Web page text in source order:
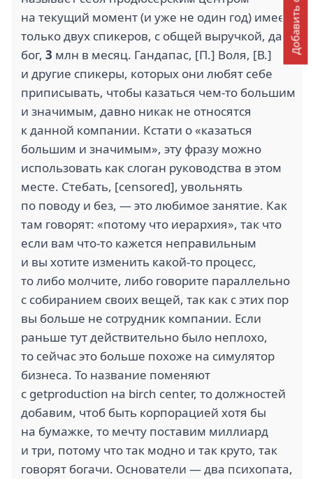
на текущий момент (и уже не один год) имеет
только двух спикеров, с общей выручкой, дай
бог, 3 млн в месяц. Гандапас, [П.] Воля, [В.]
и другие спикеры, которых они любят себе
приписывать, чтобы казаться чем-то большим
и значимым, давно никак не относятся
к данной компании. Кстати о «казаться
большим и значимым», эту фразу можно
использовать как слоган руководства в этом
месте. Стебать, [censored], увольнять
по поводу и без, — это любимое занятие. Как
там говорят: «потому что иерархия», так что
если вам что-то кажется неправильным
и вы хотите изменить какой-то процесс,
то либо молчите, либо говорите параллельно
с собиранием своих вещей, так как с этих пор
вы больше не сотрудник компании. Если
раньше тут действительно было неплохо,
то сейчас это больше похоже на симулятор
бизнеса. То название поменяют
с getproduction на birch center, то должностей
добавим, чтоб быть корпорацией хотя бы
на бумажке, то мечту поставим миллиард
и три, потому что так модно и так круто, так
говорят богачи. Основатели — два психопата,